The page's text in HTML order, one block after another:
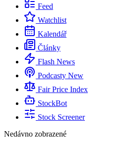
Feed
Watchlist
Kalendář
Články
Flash News
Podcasty New
Fair Price Index
StockBot
Stock Screener
Nedávno zobrazené